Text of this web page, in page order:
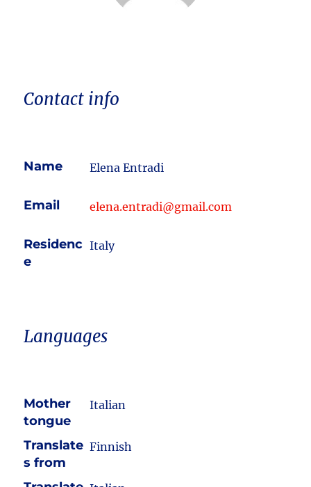
Contact info
Name Elena Entradi
Email elena.entradi@gmail.com
Residenc
e
Italy
Languages
Mother
tongue
Italian
Translate
s from
Finnish